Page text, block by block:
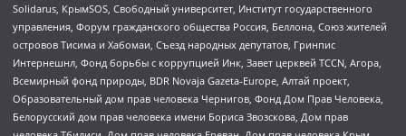
Solidarus, КрымSOS, Свободный университет, Институт государственного
управления, Форум гражданского общества Россия, Беллона, Союз жителей
островов Тисима и Хабомаи, Съезд народных депутатов, Гринпис
Интернешнл, Фонд борьбы с коррупцией Инк, Завет церквей TCCN, Агора,
Всемирный фонд природы, BDR Novaja Gazeta-Europe, Алтай проект,
Образовательный дом прав человека Чернигов, Фонд Дом Прав Человека,
Белорусский дом прав человека имени Бориса Звозскова, Дом прав